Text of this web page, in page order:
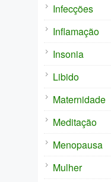
Infecções
Inflamação
Insonia
Libido
Maternidade
Meditação
Menopausa
Mulher